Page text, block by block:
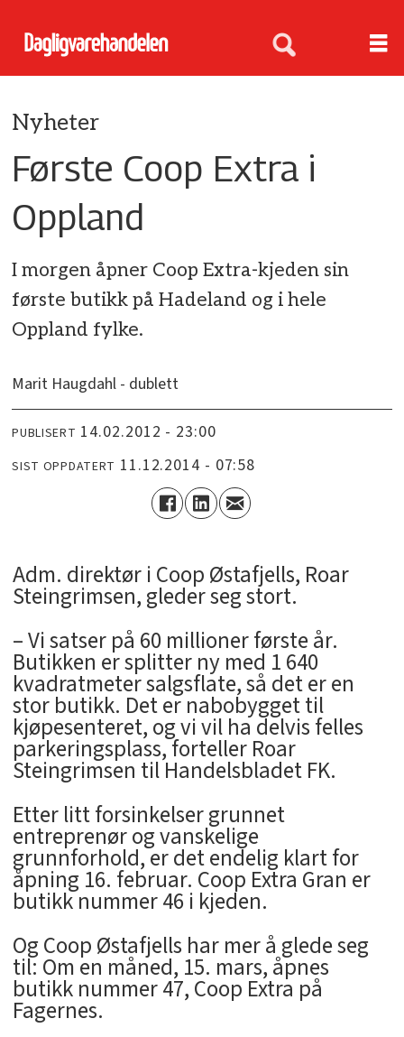
Nyheter
Første Coop Extra i
Oppland
I morgen åpner Coop Extra-kjeden sin
første butikk på Hadeland og i hele
Oppland fylke.
Marit Haugdahl - dublett
PUBLISERT 14.02.2012 - 23:00
SIST OPPDATERT 11.12.2014 - 07:58
Adm. direktør i Coop Østafjells, Roar
Steingrimsen, gleder seg stort.
– Vi satser på 60 millioner første år.
Butikken er splitter ny med 1 640
kvadratmeter salgsflate, så det er en
stor butikk. Det er nabobygget til
kjøpesenteret, og vi vil ha delvis felles
parkeringsplass, forteller Roar
Steingrimsen til Handelsbladet FK.
Etter litt forsinkelser grunnet
entreprenør og vanskelige
grunnforhold, er det endelig klart for
åpning 16. februar. Coop Extra Gran er
butikk nummer 46 i kjeden.
Og Coop Østafjells har mer å glede seg
til: Om en måned, 15. mars, åpnes
butikk nummer 47, Coop Extra på
Fagernes.